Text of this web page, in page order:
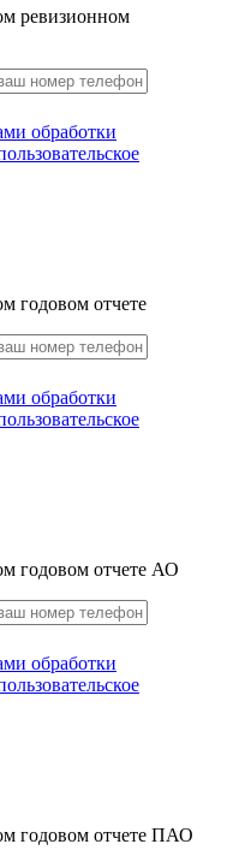
ревизионном
обработки
годовом отчете
обработки
годовом отчете АО
обработки
годовом отчете ПАО